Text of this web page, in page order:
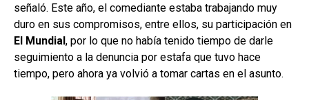
señaló. Este año, el comediante estaba trabajando muy
duro en sus compromisos, entre ellos, su participación en
El Mundial, por lo que no había tenido tiempo de darle
seguimiento a la denuncia por estafa que tuvo hace
tiempo, pero ahora ya volvió a tomar cartas en el asunto.